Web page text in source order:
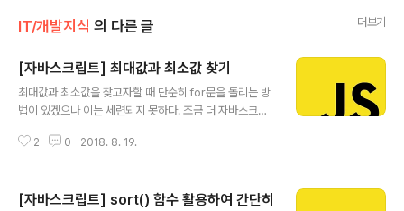
IT/개발지식 의 다른 글 더보기
[자바스크립트] 최대값과 최소값 찾기
최대값과 최소값을 찾고자할 때 단순히 for문을 돌리는 방
법이 있겠으나 이는 세련되지 못하다. 조금 더 자바스크립
객체인 Math 객체를 이용해보자. 이 객체는 절대값을 반환
h.max, Math,min 메소드를 통해 최대값, 최소값을 구할
2 0 2018. 8. 19.
[자바스크립트] sort() 함수 활용하여 간단히